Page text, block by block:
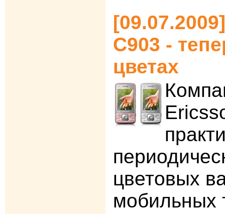
C903 -
цветах
цветовых
мобильных